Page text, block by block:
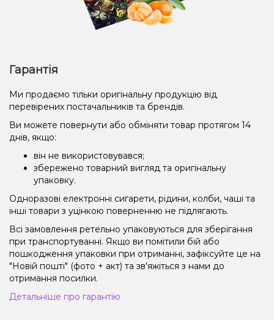
Гарантія
Ми продаємо тільки оригінальну продукцію від
перевірених постачальників та брендів.
Ви можете повернути або обміняти товар протягом 14
днів, якщо:
він не використовувався;
збережено товарний вигляд та оригінальну
упаковку.
Одноразові електронні сигарети, рідини, колби, чаші та
інші товари з уцінкою поверненню не підлягають.
Всі замовлення ретельно упаковуються для зберігання
при транспортуванні. Якщо ви помітили бій або
пошкодження упаковки при отриманні, зафіксуйте це на
"Новій пошті" (фото + акт) та зв'яжіться з нами до
отримання посилки.
Детальніше про гарантію